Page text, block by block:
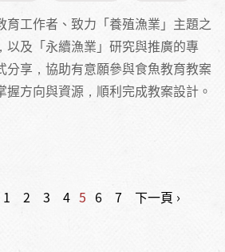
育工作者、致力「養殖漁業」主題之
以及「永續漁業」研究與推廣的專
分享，協助有意願參與食魚教育教案
方向與資源，順利完成教案設計。
1 2 3 4 5 6 7
下一頁 ›